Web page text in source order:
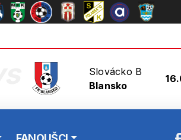
Slovácko B
Blansko